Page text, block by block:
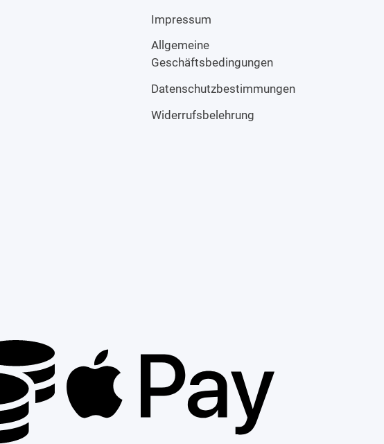
Impressum
Allgemeine
Geschäftsbedingungen
Datenschutzbestimmungen
Widerrufsbelehrung